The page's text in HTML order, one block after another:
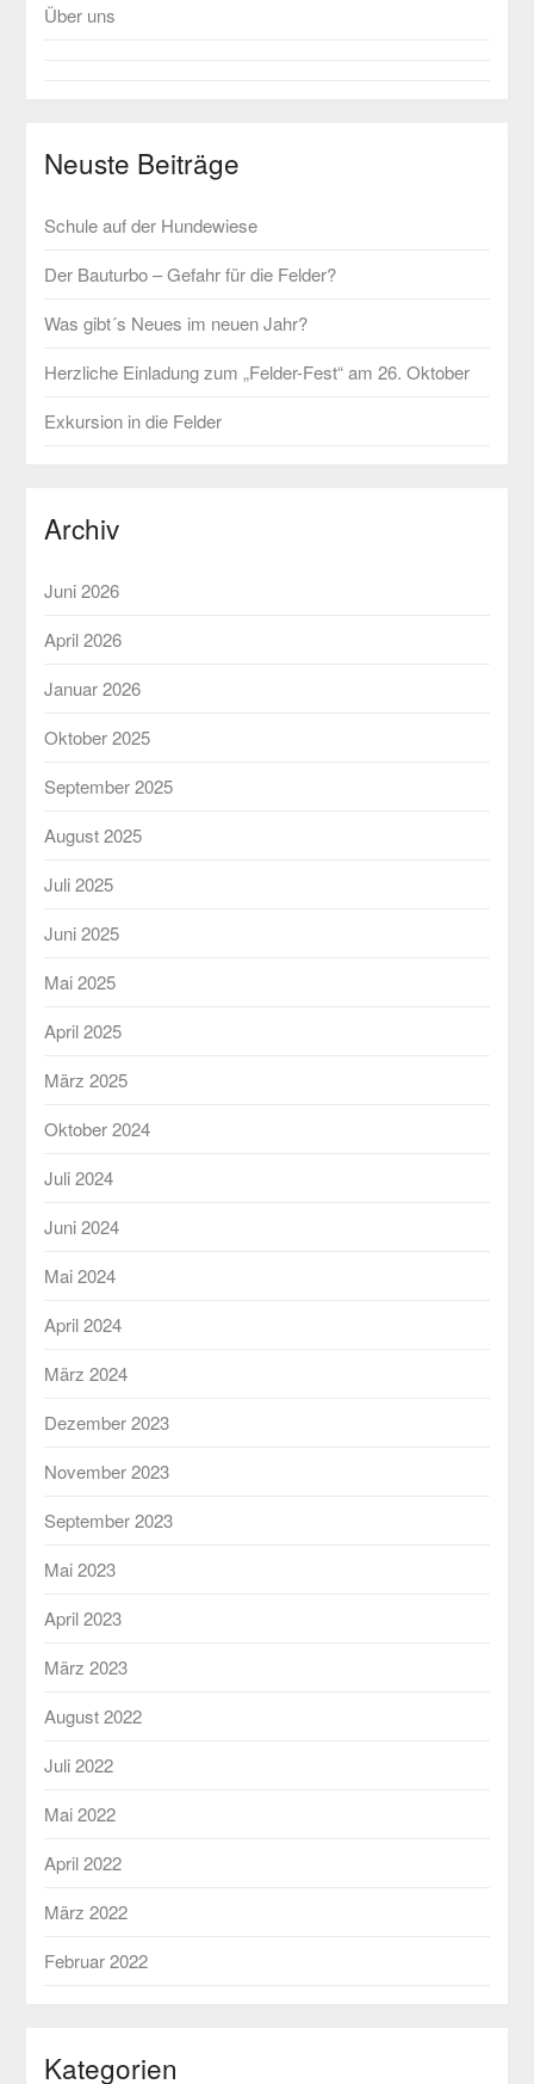
Über uns
Neuste Beiträge
Schule auf der Hundewiese
Der Bauturbo – Gefahr für die Felder?
Was gibt´s Neues im neuen Jahr?
Herzliche Einladung zum „Felder-Fest“ am 26. Oktober
Exkursion in die Felder
Archiv
Juni 2026
April 2026
Januar 2026
Oktober 2025
September 2025
August 2025
Juli 2025
Juni 2025
Mai 2025
April 2025
März 2025
Oktober 2024
Juli 2024
Juni 2024
Mai 2024
April 2024
März 2024
Dezember 2023
November 2023
September 2023
Mai 2023
April 2023
März 2023
August 2022
Juli 2022
Mai 2022
April 2022
März 2022
Februar 2022
Kategorien